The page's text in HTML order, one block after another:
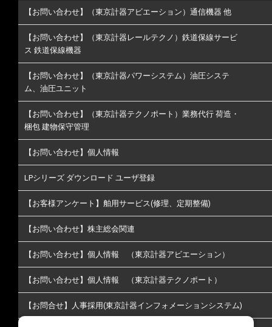
【お問い合わせ】（東京計器アビエーション）通信機器 他
【お問い合わせ】（東京計器レールテクノ）鉄道保線サービ
ス 鉄道保線機器
【お問い合わせ】（東京計器パワーシステム）油圧システ
ム、油圧ユニット
【お問い合わせ】（東京計器テクノポート）業務代行 荷造・
梱包 建物保守管理
【お問い合わせ】個人情報
LPシリーズ ダウンロード ユーザ登録
【お客様アンケート】舶用サービス(修理、定期整備)
【お問い合わせ】株主総会関連
【お問い合わせ】個人情報 （東京計器アビエーション）
【お問い合わせ】個人情報 （東京計器テクノポート）
【お問合せ】人事採用(東京計器インフォメーションシステム)